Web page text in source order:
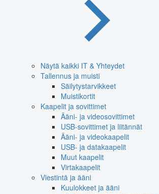
Näytä kaikki IT & Yhteydet
Tallennus ja muisti
Säilytystarvikkeet
Muistikortit
Kaapelit ja sovittimet
Ääni- ja videosovittimet
USB-sovittimet ja liitännät
Ääni- ja videokaapelit
USB- ja datakaapelit
Muut kaapelit
Virtakaapelit
Viestintä ja ääni
Kuulokkeet ja ääni